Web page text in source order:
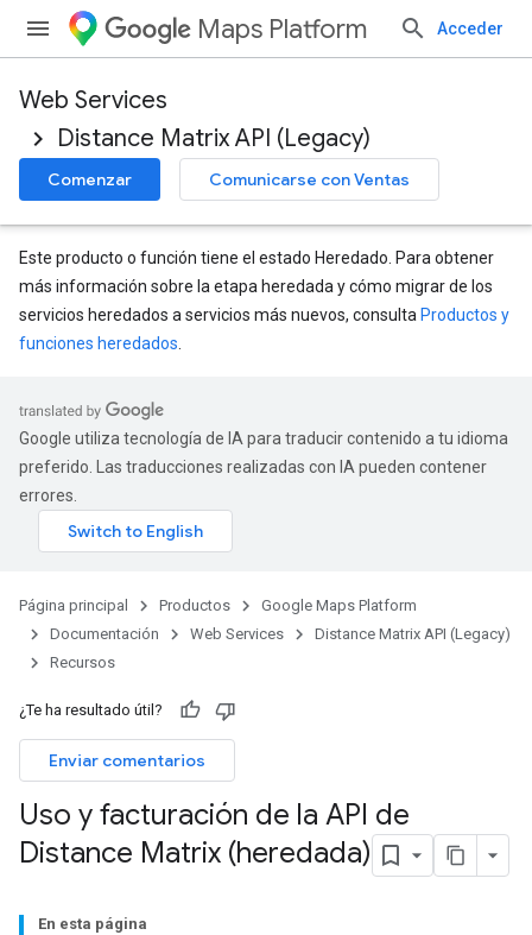
Maps Platform Acceder
Web Services
Distance Matrix API (Legacy)
Comenzar Comunicarse con Ventas
Este producto o función tiene el estado Heredado. Para obtener
más información sobre la etapa heredada y cómo migrar de los
servicios heredados a servicios más nuevos, consulta Productos y
funciones heredados
Google utiliza tecnología de IA para traducir contenido a tu idioma
preferido. Las traducciones realizadas con IA pueden contener
errores.
Página principal Productos
Google Maps Platform
Documentación
Web Services
Distance Matrix API (Legacy)
Recursos
¿Te ha resultado útil?
Enviar comentarios
Uso y facturación de la API de
Distance Matrix (heredada)
En esta página